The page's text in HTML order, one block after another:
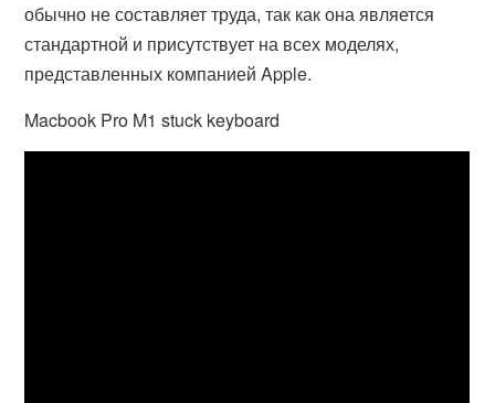
обычно не составляет труда, так как она является
стандартной и присутствует на всех моделях,
представленных компанией Apple.
Macbook Pro M1 stuck keyboard